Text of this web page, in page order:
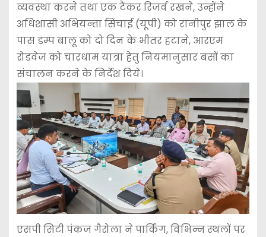
व्यवस्था करने तथा एक टैंकर रिजर्व रखने, उन्होंने
अधिशासी अभियन्ता सिंचाई (यूपी) को रानीपुर झाल के
पास डम्प बालू को दो दिन के भीतर हटाने, आरएम
रोडवेज को चारधाम यात्रा हेतु नियमानुसार बसों का
संचालन करने के निर्देश दिये।
एसपी सिटी पंकज गैरोला ने पार्किंग, विभिन्न स्थलों पर